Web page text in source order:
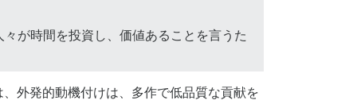
が時間を投資し、価値あることを言うた
外発的動機付けは、多作で低品質な貢献を